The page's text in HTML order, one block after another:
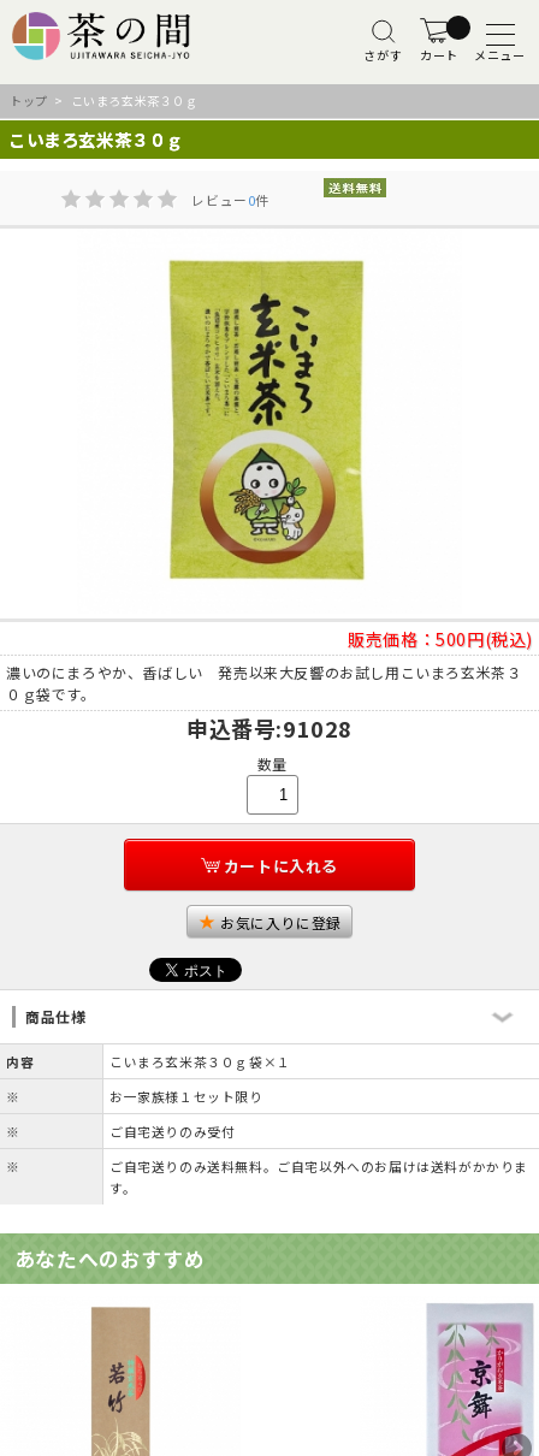
さがす カート メニュー
トップ > こいまろ玄米茶３０ｇ
こいまろ玄米茶３０ｇ
レビュー0件
販売価格：500円(税込)
濃いのにまろやか、香ばしい 発売以来大反響のお試し用こいまろ玄米茶３
０ｇ袋です。
申込番号:91028
数量
カートに入れる
お気に入りに登録
商品仕様
内容
こいまろ玄米茶３０ｇ袋×１
※
お一家族様１セット限り
※
ご自宅送りのみ受付
※
ご自宅送りのみ送料無料。ご自宅以外へのお届けは送料がかかりま
す。
あなたへのおすすめ